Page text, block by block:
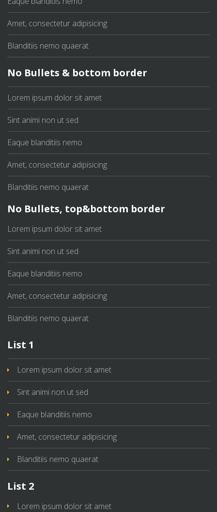
Amet, consectetur adipisicing
Blanditiis nemo quaerat
No Bullets & bottom border
Lorem ipsum dolor sit amet
Sint animi non ut sed
Eaque blanditiis nemo
Amet, consectetur adipisicing
Blanditiis nemo quaerat
No Bullets, top&bottom border
Lorem ipsum dolor sit amet
Sint animi non ut sed
Eaque blanditiis nemo
Amet, consectetur adipisicing
Blanditiis nemo quaerat
List 1
Lorem ipsum dolor sit amet
Sint animi non ut sed
Eaque blanditiis nemo
Amet, consectetur adipisicing
Blanditiis nemo quaerat
List 2
Lorem ipsum dolor sit amet